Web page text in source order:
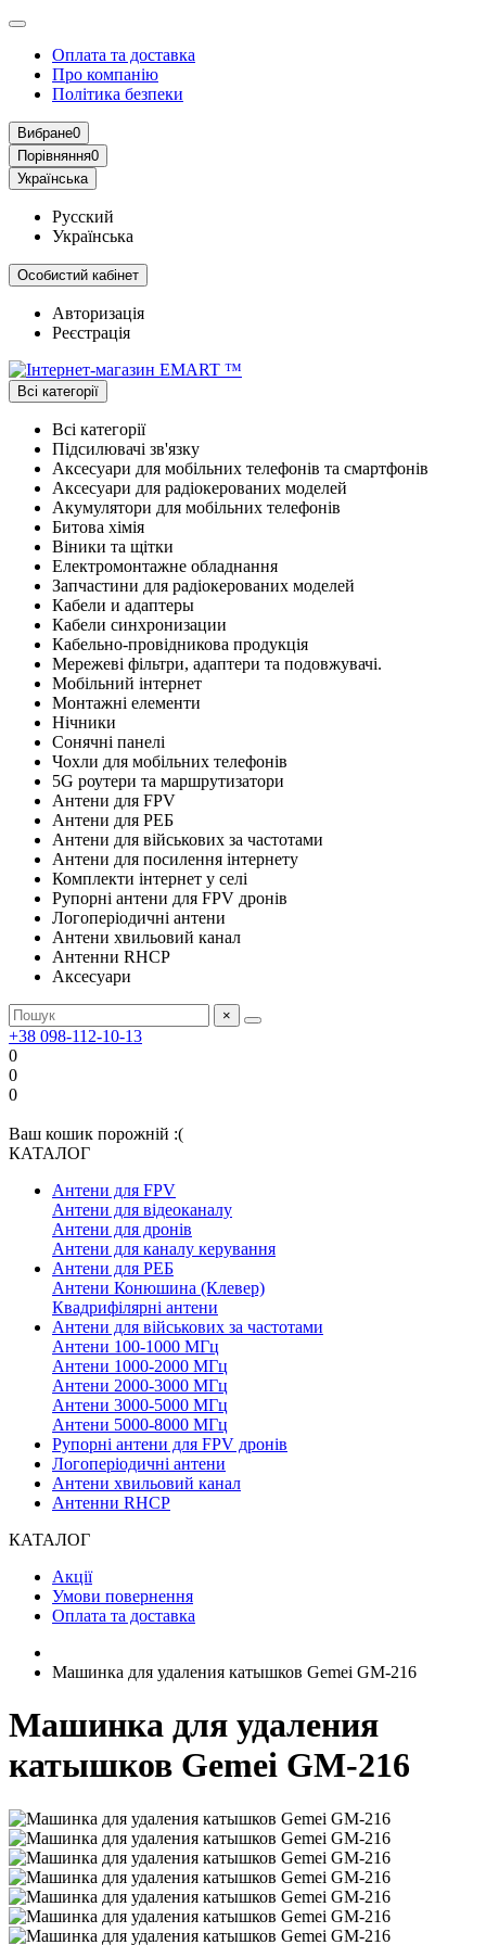
Оплата та доставка
Про компанію
Політика безпеки
Вибране0
Порівняння0
Українська
Русский
Українська
Особистий кабінет
Авторизація
Реєстрація
Всі категорії
Всі категорії
Підсилювачі зв'язку
Аксесуари для мобільних телефонів та смартфонів
Аксесуари для радіокерованих моделей
Акумулятори для мобільних телефонів
Битова хімія
Віники та щітки
Електромонтажне обладнання
Запчастини для радіокерованих моделей
Кабели и адаптеры
Кабели синхронизации
Кабельно-провідникова продукція
Мережеві фільтри, адаптери та подовжувачі.
Мобільний інтернет
Монтажні елементи
Нічники
Сонячні панелі
Чохли для мобільних телефонів
5G роутери та маршрутизатори
Антени для FPV
Антени для РЕБ
Антени для військових за частотами
Антени для посилення інтернету
Комплекти інтернет у селі
Рупорні антени для FPV дронів
Логоперіодичні антени
Антени хвильовий канал
Антенни RHCP
Аксесуари
×
+38 098-112-10-13
0
0
0
Ваш кошик порожній :(
КАТАЛОГ
Антени для FPV
Антени для відеоканалу
Антени для дронів
Антени для каналу керування
Антени для РЕБ
Антени Конюшина (Клевер)
Квадрифілярні антени
Антени для військових за частотами
Антени 100-1000 МГц
Антени 1000-2000 МГц
Антени 2000-3000 МГц
Антени 3000-5000 МГц
Антени 5000-8000 МГц
Рупорні антени для FPV дронів
Логоперіодичні антени
Антени хвильовий канал
Антенни RHCP
КАТАЛОГ
Акції
Умови повернення
Оплата та доставка
Машинка для удаления катышков Gemei GM-216
Машинка для удаления
катышков Gemei GM-216